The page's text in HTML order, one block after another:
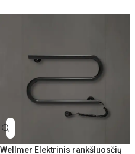
Wellmer Elektrinis rankšluosčių